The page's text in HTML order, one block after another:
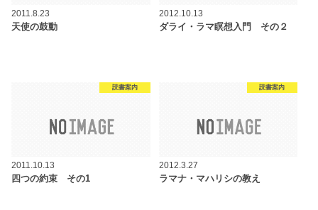
2011.8.23
天使の鼓動
2012.10.13
ダライ・ラマ瞑想入門 その２
読書案内
2011.10.13
四つの約束 その1
読書案内
2012.3.27
ラマナ・マハリシの教え